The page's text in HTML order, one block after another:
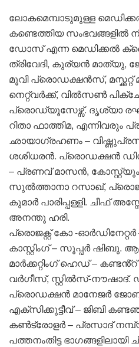
ലോകമെമ്പാടുമുള്ള
കണ്ടെത്തിയ സംഭവങ്ങളിൽ
ഡോസ് എന്ന മെഡിക്കൽ
ത്രിവേദി, കുര്യൻ മാത്യു,
മൂവി പ്രൊഡക്ഷൻസ്, മസ്ക്കറ്റ്
നെറ്റ്വർക്ക്, വിൽസൺ
പ്രൊഡ്യൂസേഴ്സ്. ദൃശ്യാ
റിതാ ഫാത്തിമ, എന്നിവരും
ഛായാഗ്രഹണം –
ശശിധരൻ. പ്രൊഡക്ഷൻ
– പ്രണവ് മാസൻ,
സുൽത്താനാ റസാഖ്,
കുമാർ പാരിപ്പള്ളി. ചീഫ്
അനന്തു ഹരി.
പ്രൊജക്റ്റ് കോ -
കാസ്റ്റിംഗ് – സൂപ്പർ ഷിബു.
മാർക്കറ്റിംഗ് ഹെഡ് –
വർഗീസ്, സ്റ്റിൽസ്-
പ്രൊഡക്ഷൻ മാനേജർ
എക്സിക്കുട്ടീവ് – ജിബി
കൺട്രോളർ – പ്രസാദ്
പത്തനംതിട്ട ഭാഗങ്ങളിലായി